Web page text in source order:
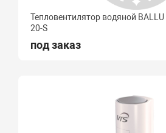
Тепловентилятор водяной BALLU
20-S
под заказ